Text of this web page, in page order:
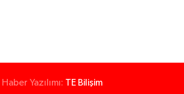
Haber Yazılımı: TE Bilişim